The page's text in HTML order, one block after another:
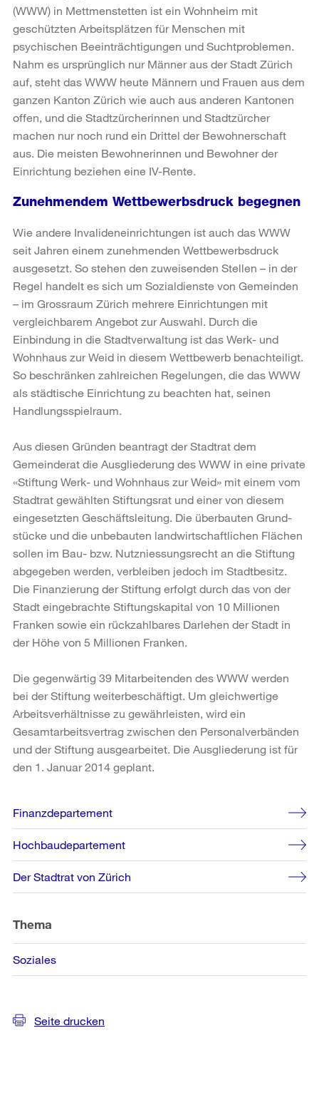
(WWW) in Mettmenstetten ist ein Wohnheim mit
geschützten Arbeitsplätzen für Menschen mit
psychischen Beeinträchtigungen und Suchtproblemen.
Nahm es ursprünglich nur Männer aus der Stadt Zürich
auf, steht das WWW heute Männern und Frauen aus dem
ganzen Kanton Zürich wie auch aus anderen Kantonen
offen, und die Stadtzürcherinnen und Stadtzürcher
machen nur noch rund ein Drittel der Bewohnerschaft
aus. Die meisten Bewohnerinnen und Bewohner der
Einrichtung beziehen eine IV-Rente.
Zunehmendem Wettbewerbsdruck begegnen
Wie andere Invalideneinrichtungen ist auch das WWW
seit Jahren einem zunehmenden Wettbewerbsdruck
ausgesetzt. So stehen den zuweisenden Stellen – in der
Regel handelt es sich um Sozialdienste von Gemeinden
– im Grossraum Zürich mehrere Einrichtungen mit
vergleichbarem Angebot zur Auswahl. Durch die
Einbindung in die Stadtverwaltung ist das Werk- und
Wohnhaus zur Weid in diesem Wettbewerb benachteiligt.
So beschränken zahlreichen Regelungen, die das WWW
als städtische Einrichtung zu beachten hat, seinen
Handlungsspielraum.
Aus diesen Gründen beantragt der Stadtrat dem
Gemeinderat die Ausgliederung des WWW in eine private
«Stiftung Werk- und Wohnhaus zur Weid» mit einem vom
Stadtrat gewählten Stiftungsrat und einer von diesem
eingesetzten Geschäftsleitung. Die überbauten Grund-
stücke und die unbebauten landwirtschaftlichen Flächen
sollen im Bau- bzw. Nutzniessungsrecht an die Stiftung
abgegeben werden, verbleiben jedoch im Stadtbesitz.
Die Finanzierung der Stiftung erfolgt durch das von der
Stadt eingebrachte Stiftungskapital von 10 Millionen
Franken sowie ein rückzahlbares Darlehen der Stadt in
der Höhe von 5 Millionen Franken.
Die gegenwärtig 39 Mitarbeitenden des WWW werden
bei der Stiftung weiterbeschäftigt. Um gleichwertige
Arbeitsverhältnisse zu gewährleisten, wird ein
Gesamtarbeitsvertrag zwischen den Personalverbänden
und der Stiftung ausgearbeitet. Die Ausgliederung ist für
den 1. Januar 2014 geplant.
Weitere
Informationen
Finanzdepartement
Hochbaudepartement
Der Stadtrat von Zürich
Thema
Soziales
Seite drucken